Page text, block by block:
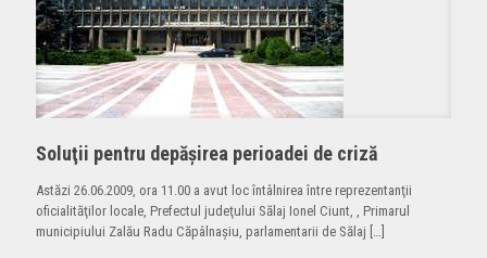
Soluţii pentru depăşirea perioadei de criză
Astăzi 26.06.2009, ora 11.00 a avut loc întâlnirea între reprezentanţii
oficialităţilor locale, Prefectul judeţului Sălaj Ionel Ciunt, , Primarul
municipiului Zalău Radu Căpâlnaşiu, parlamentarii de Sălaj […]